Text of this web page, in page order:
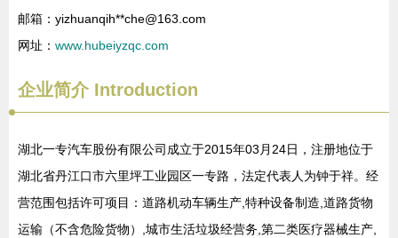
邮箱：yizhuanqih**che@163.com
网址： www.hubeiyzqc.com
企业简介Introduction
湖北一专汽车股份有限公司成立于2015年03月24日，注册地位于
湖北省丹江口市六里坪工业园区一专路，法定代表人为钟于祥。经
营范围包括许可项目：道路机动车辆生产,特种设备制造,道路货物
运输（不含危险货物）,城市生活垃圾经营务,第二类医疗器械生产,